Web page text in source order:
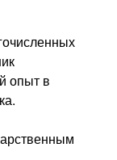
опыт в